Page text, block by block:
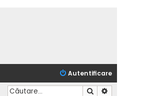
Autentificare
Căutare